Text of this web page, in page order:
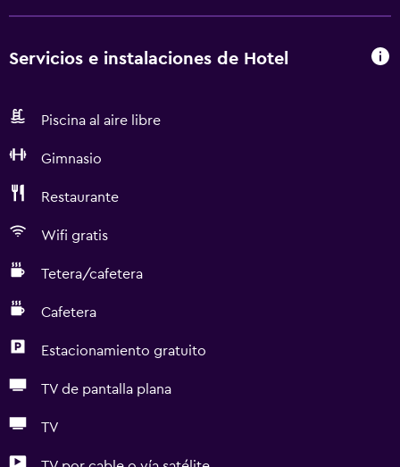
Servicios e instalaciones de Hotel
Piscina al aire libre
Gimnasio
Restaurante
Wifi gratis
Tetera/cafetera
Cafetera
Estacionamiento gratuito
TV de pantalla plana
TV